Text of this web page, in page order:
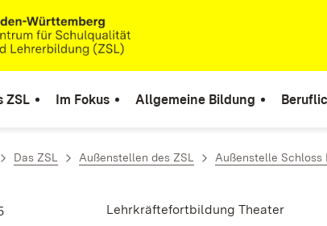
ZSL Im Fokus Allgemeine Bildung
Das ZSL Außenstellen des ZSL Außenstelle Schloss
Lehrkräftefortbildung Theater